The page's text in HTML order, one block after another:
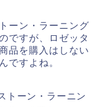
ーン・ラーニング
ですが、ロゼッタ
品を購入はしない
ですよね。
トーン・ラーニン